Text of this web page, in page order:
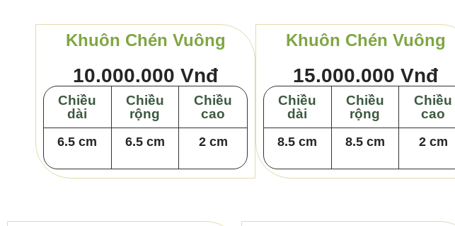
Khuôn Chén Vuông
10.000.000 Vnđ
Chiều
dài
Chiều
rộng
Chiều
cao
6.5 cm 6.5 cm 2 cm
Khuôn Chén Vuông
15.000.000 Vnđ
Chiều
dài
Chiều
rộng
Chiều
cao
8.5 cm 8.5 cm 2 cm